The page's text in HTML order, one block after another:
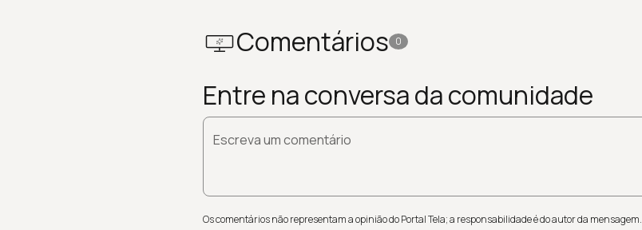
Comentários 0
Entre na conversa da comunidade
Escreva um comentário
Os comentários não representam a opinião do Portal Tela; a responsabilidade é do autor da mensagem.